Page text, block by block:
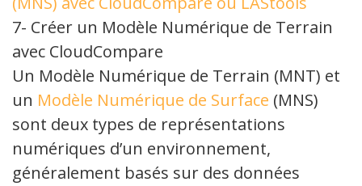
7- Créer un Modèle Numérique de Terrain
avec CloudCompare
Un Modèle Numérique de Terrain (MNT) et
un Modèle Numérique de Surface (MNS)
sont deux types de représentations
numériques d’un environnement,
généralement basés sur des données